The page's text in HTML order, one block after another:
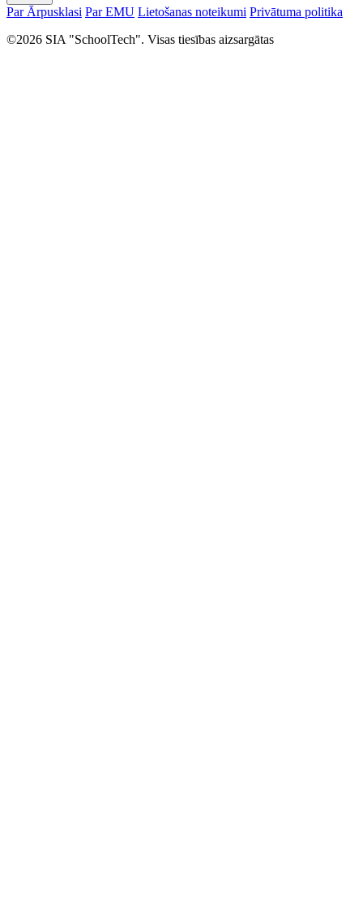
Par Ārpusklasi Par EMU Lietošanas noteikumi Privātuma politika
©2026 SIA "SchoolTech". Visas tiesības aizsargātas